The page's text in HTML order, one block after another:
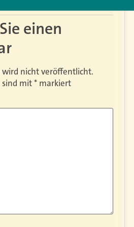
einen
wird nicht veröffentlicht.
sind mit* markiert